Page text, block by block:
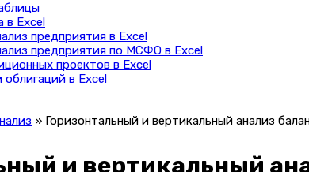
в Excel
предприятия в Excel
предприятия по МСФО в Excel
проектов в Excel
облигаций в Excel
» Горизонтальный и вертикальный анализ
и вертикальный